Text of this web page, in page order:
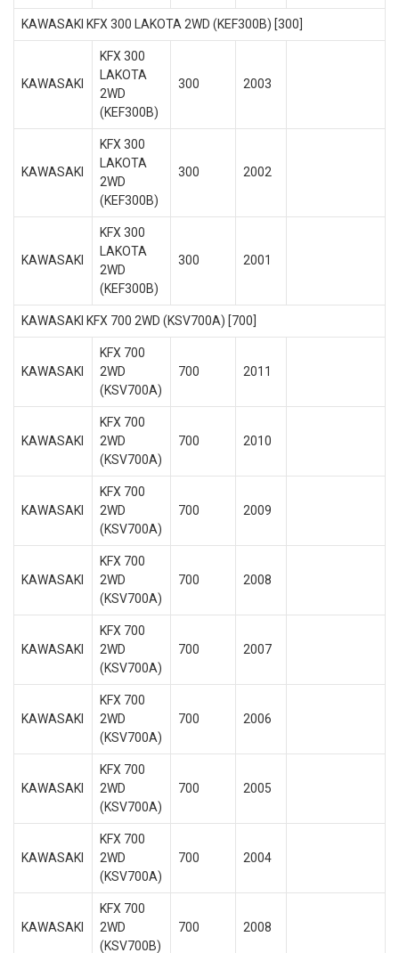
KAWASAKI KFX 300 LAKOTA 2WD (KEF300B) [300]
KAWASAKI
KFX 300
LAKOTA
2WD
(KEF300B)
300 2003
KAWASAKI
KFX 300
LAKOTA
2WD
(KEF300B)
300 2002
KAWASAKI
KFX 300
LAKOTA
2WD
(KEF300B)
300 2001
KAWASAKI KFX 700 2WD (KSV700A) [700]
KAWASAKI
KFX 700
2WD
(KSV700A)
700 2011
KAWASAKI
KFX 700
2WD
(KSV700A)
700 2010
KAWASAKI
KFX 700
2WD
(KSV700A)
700 2009
KAWASAKI
KFX 700
2WD
(KSV700A)
700 2008
KAWASAKI
KFX 700
2WD
(KSV700A)
700 2007
KAWASAKI
KFX 700
2WD
(KSV700A)
700 2006
KAWASAKI
KFX 700
2WD
(KSV700A)
700 2005
KAWASAKI
KFX 700
2WD
(KSV700A)
700 2004
KAWASAKI
KFX 700
2WD
(KSV700B)
700 2008